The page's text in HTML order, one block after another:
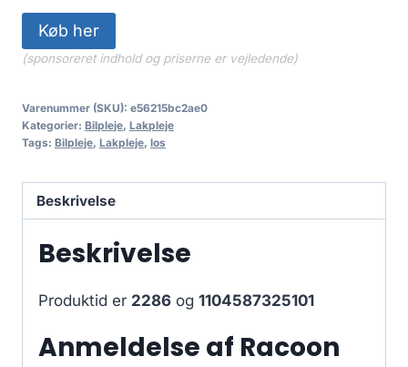
Køb her
(sponsoreret indhold og priserne er vejledende)
Varenummer (SKU): e56215bc2ae0
Kategorier: Bilpleje, Lakpleje
Tags: Bilpleje, Lakpleje, los
Beskrivelse
Beskrivelse
Produktid er 2286 og 1104587325101
Anmeldelse af Racoon